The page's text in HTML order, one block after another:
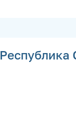
Республика